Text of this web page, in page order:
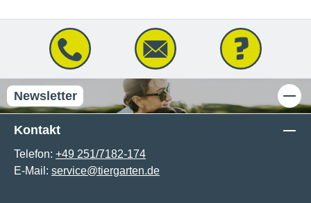
Newsletter
Kontakt
Telefon: +49 251/7182-174
E-Mail: service@tiergarten.de